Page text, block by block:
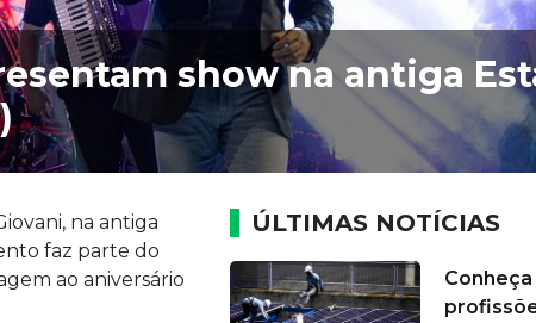
show na antiga
na antiga
faz parte do
ao aniversário
ÚLTIMAS NOTÍCIAS
Conheça